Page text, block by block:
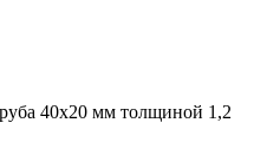
40х20 мм толщиной 1,2